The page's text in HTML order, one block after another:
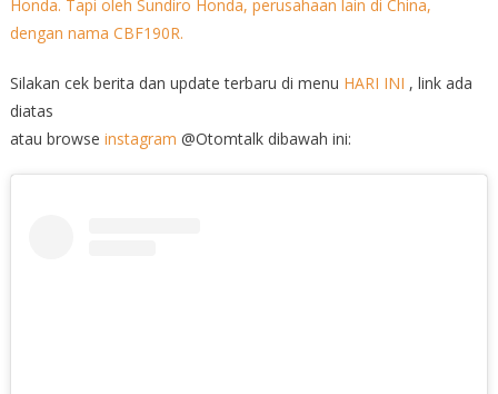
Silakan cek berita dan update terbaru di menu HARI INI , link ada
diatas
atau browse instagram @Otomtalk dibawah ini: